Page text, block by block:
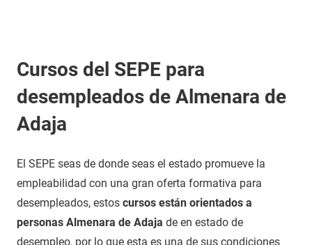
Cursos del SEPE para
desempleados de Almenara de
Adaja
El SEPE seas de donde seas el estado promueve la
empleabilidad con una gran oferta formativa para
desempleados, estos cursos están orientados a
personas Almenara de Adaja de en estado de
desempleo, por lo que esta es una de sus condiciones